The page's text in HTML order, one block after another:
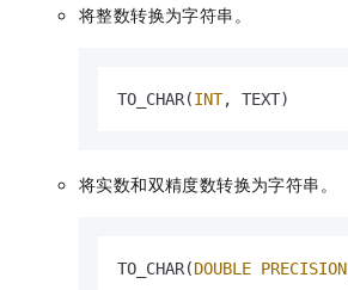
将整数转换为字符串。
TO_CHAR(INT, TEXT)
将实数和双精度数转换为字符串。
TO_CHAR(DOUBLE PRECISION